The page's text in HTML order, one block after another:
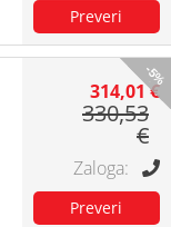
-5%
314,01 €
330,53
€